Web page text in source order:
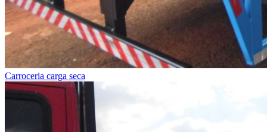
Carroceria carga seca